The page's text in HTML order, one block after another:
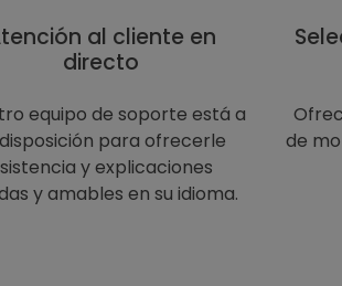
al cliente en
directo
equipo de soporte está a
para ofrecerle
y explicaciones
y amables en su idioma.
de